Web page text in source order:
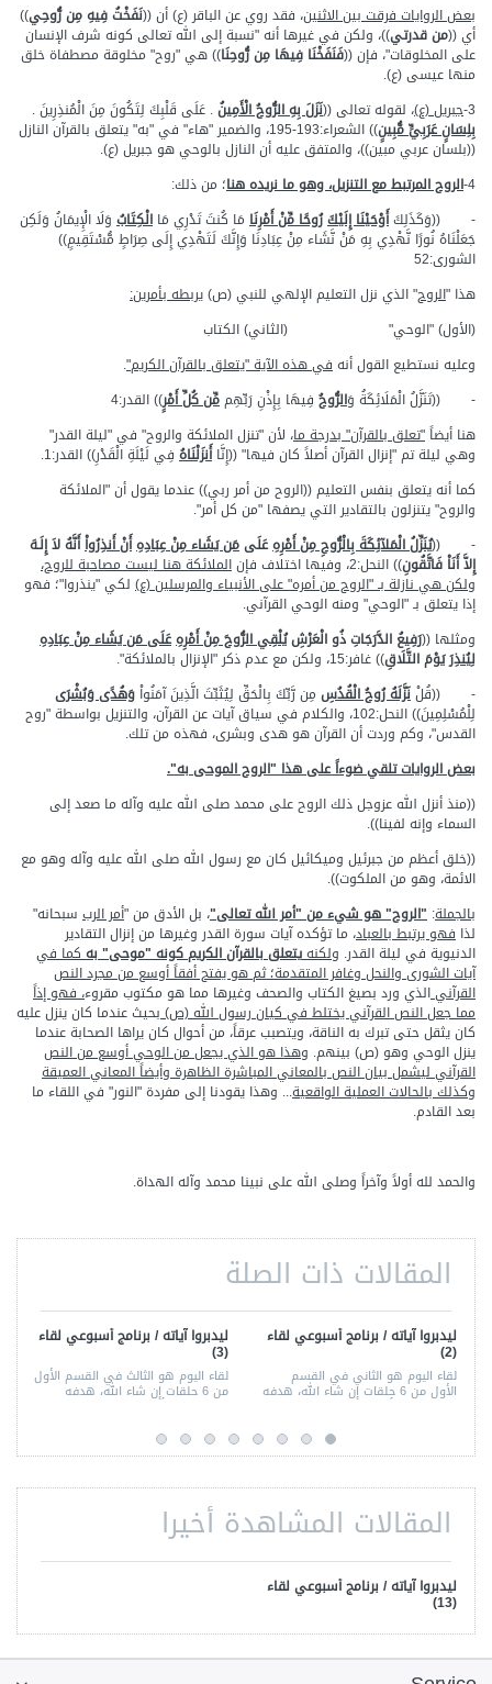
بعض الروايات فرقت بين الاثنين، فقد روي عن الباقر (ع) أن ((نَفَخْتُ فِيهِ مِن رُّوحِي))
أي ((من قدرتي))، ولكن في غيرها أنه "نسبة إلى الله تعالى كونه شرف الإنسان
على المخلوقات"، فإن ((فَنَفَخْنَا فِيهَا مِن رُّوحِنَا)) هي "روح" مخلوقة مصطفاة خلق
منها عيسى (ع).
3-جبريل (ع)، لقوله تعالى ((نَزَلَ بِهِ الرُّوحُ الْأَمِينُ. عَلَى قَلْبِكَ لِتَكُونَ مِنَ الْمُنذِرِينَ .
بِلِسَانٍ عَرَبِيٍّ مُّبِينٍ )) الشعراء:193-195، والضمير "هاء" في "به" يتعلق بالقرآن النازل
((بلسان عربي مبين))، والمتفق عليه أن النازل بالوحي هو جبريل (ع).
4-الروح المرتبط مع التنزيل، وهو ما نريده هنا؛ من ذلك:
- ((وَكَذَلِكَأَوْحَيْنَا إِلَيْكَرُوحًا مِّنْ أَمْرِنَا مَا كُنتَ تَدْرِي مَا الْكِتَابُ وَلَا الْإِيمَانُ وَلَكِن
جَعَلْنَاهُ نُورًا نَّهْدِي بِهِ مَنْ نَّشَاء مِنْ عِبَادِنَا وَإِنَّكَ لَتَهْدِي إِلَى صِرَاطٍ مُّسْتَقِيمٍ))
الشورى:52
هذا "الروح" الذي نزل التعليم الإلهي للنبي (ص)يربطه بأمرين:
(الأول) "الوحي" (الثاني) الكتاب
وعليه نستطيع القول أنهفي هذه الآية "يتعلق بالقرآن الكريم".
- ((تَنَزَّلُ الْمَلَائِكَةُ وَالرُّوحُ فِيهَا بِإِذْنِ رَبِّهِممِّن كُلِّ أَمْرٍ)) القدر:4
هنا أيضاً"تعلق بالقرآن" بدرجة ما، لأن "تنزل الملائكة والروح" في "ليلة القدر"
وهي ليلة تم "إنزال القرآن أصلاً كان فيها" ((إِنَّاأَنزَلْنَاهُ فِي لَيْلَةِ الْقَدْرِ)) القدر:1.
كما أنه يتعلق بنفس التعليم ((الروح من أمر ربي)) عندما يقول أن "الملائكة
والروح" يتنزلون بالتقادير التي يصفها "من كل أمر".
- ((يُنَزِّلُ الْمَلآئِكَةَ بِالْرُّوحِ مِنْ أَمْرِهِعَلَىمَن يَشَاء مِنْ عِبَادِهِأَنْ أَنذِرُواْأَنَّهُ لاَ إِلَـهَ
إِلاَّ أَنَاْ فَاتَّقُونِ)) النحل:2، وفيها اختلاف فإن الملائكة هنا ليست مصاحبة للروح،
ولكن هي نازلة بـ "الروح من أمره" على الأنبياء والمرسلين (ع) لكي "ينذروا"؛ فهو
إذا يتعلق بـ "الوحي" ومنه الوحي القرآني.
ومثلها ((رَفِيعُ الدَّرَجَاتِ ذُو الْعَرْشِيُلْقِي الرُّوحَ مِنْ أَمْرِهِعَلَى مَن يَشَاء مِنْ عِبَادِهِ
لِيُنذِرَيَوْمَ التَّلَاقِ)) غافر:15، ولكن مع عدم ذكر "الإنزال بالملائكة".
- ((قُلْنَزَّلَهُ رُوحُ الْقُدُسِ مِن رَّبِّكَ بِالْحَقِّ لِيُثَبِّتَ الَّذِينَ آمَنُواْوَهُدًى وَبُشْرَى
لِلْمُسْلِمِينَ)) النحل:102، والكلام في سياق آيات عن القرآن، والتنزيل بواسطة "روح
القدس"، وكم وردت أن القرآن هو هدى وبشرى، فهذه من تلك.
بعض الروايات تلقي ضوءاً على هذا "الروح الموحى به".
((منذ أنزل الله عزوجل ذلك الروح على محمد صلى الله عليه وآله ما صعد إلى
السماء وإنه لفينا)).
((خلق أعظم من جبرئيل وميكائيل كان مع رسول الله صلى الله عليه وآله وهو مع
الائمة، وهو من الملكوت)).
بالجملة: "الروح" هو شيء من "أمر الله تعالى"، بل الأدق من "أمر الرب سبحانه"
لذا فهو يرتبط بالعباد، ما تؤكده آيات سورة القدر وغيرها من إنزال التقادير
الدنيوية في ليلة القدر. ولكنهيتعلق بالقرآن الكريم كونه "موحى" بهكما في
آيات الشورى والنحل وغافر المتقدمة؛ ثم هو يفتح أفقاً أوسع من مجرد النص
القرآنيالذي ورد بصيغ الكتاب والصحف وغيرها مما هو مكتوب مقروء، فهو إذاً
مما جعل النص القرآني يختلط في كيان رسول الله (ص)بحيث عندما كان ينزل عليه
كان يثقل حتى تبرك به الناقة، ويتصبب عرقاً، من أحوال كان يراها الصحابة عندما
ينزل الوحي وهو (ص) بينهم. وهذا هو الذي يجعل من الوحي أوسع من النص
القرآني ليشمل بيان النص بالمعاني المباشرة الظاهرة وأيضاً المعاني العميقة
وكذلك بالحالات العملية الواقعية... وهذا يقودنا إلى مفردة "النور" في اللقاء ما
بعد القادم.
والحمد لله أولاً وآخراً وصلى الله على نبينا محمد وآله الهداة.
المقالات ذات الصلة
ليدبروا آياته / برنامج أسبوعي لقاء
(2)
لقاء اليوم هو الثاني في القسم
الأول من 6 حلقات إن شاء الله، هدفه
إعطاء فكرة أفضل لما ندعو إليه من
الأقسام المختلفة من المعارف
والمواضيع من جانب، واستخدام أدوات
ليدبروا آياته / برنامج أسبوعي لقاء
(3)
لقاء اليوم هو الثالث في القسم الأول
من 6 حلقات إن شاء الله، هدفه
إعطاء فكرة أفضل لما ندعو إليه من
المقالات المشاهدة أخيرا
ليدبروا آياته / برنامج أسبوعي لقاء
(13)